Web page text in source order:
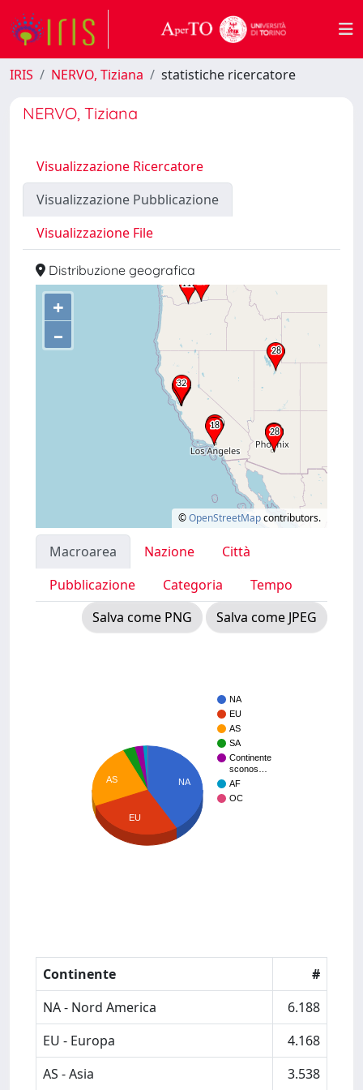
IRIS NERVO, Tiziana statistiche ricercatore
NERVO, Tiziana
Visualizzazione Ricercatore
Visualizzazione Pubblicazione
Visualizzazione File
Distribuzione geografica
+
–
©OpenStreetMapcontributors.
Macroarea Nazione
Città
Pubblicazione
Categoria
Tempo
Salva come PNG
Salva come JPEG
NA
EU
AS
SA
Continente
sconos…
AF
OC
NA
AS
EU
Continente
#
NA - Nord America
6.188
EU - Europa
4.168
AS - Asia
3.538